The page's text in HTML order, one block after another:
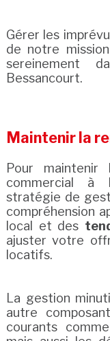
Gérer les
de notre
sereinement
Bessancourt.
Maintenir la
Pour maintenir
commercial à
stratégie de
compréhension
local et des
ajuster votre
locatifs.
La gestion
autre
courants